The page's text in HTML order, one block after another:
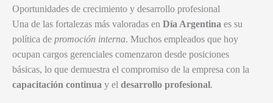
Oportunidades de crecimiento y desarrollo profesional
Una de las fortalezas más valoradas en Día Argentina es su
política de promoción interna. Muchos empleados que hoy
ocupan cargos gerenciales comenzaron desde posiciones
básicas, lo que demuestra el compromiso de la empresa con la
capacitación continua y el desarrollo profesional.